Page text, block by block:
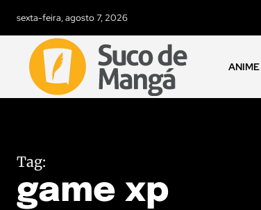
sexta-feira, agosto 7, 2026
ANIME
Tag:
game xp